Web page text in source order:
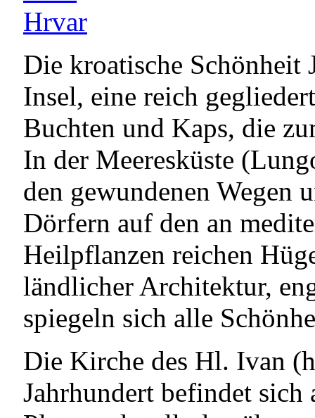
Die kroatische Schönheit
Insel, eine reich
Buchten und Kaps, die
In der Meeresküste
den gewundenen Wegen
Dörfern auf den an
Heilpflanzen reichen
ländlicher Architektur,
spiegeln sich alle
Die Kirche des Hl. Ivan
Jahrhundert befindet sich